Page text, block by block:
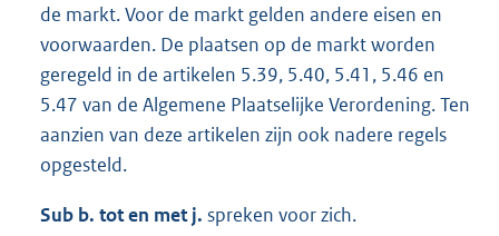
de markt. Voor de markt gelden andere eisen en
voorwaarden. De plaatsen op de markt worden
geregeld in de artikelen 5.39, 5.40, 5.41, 5.46 en
5.47 van de Algemene Plaatselijke Verordening. Ten
aanzien van deze artikelen zijn ook nadere regels
opgesteld.
Sub b. tot en met j. spreken voor zich.